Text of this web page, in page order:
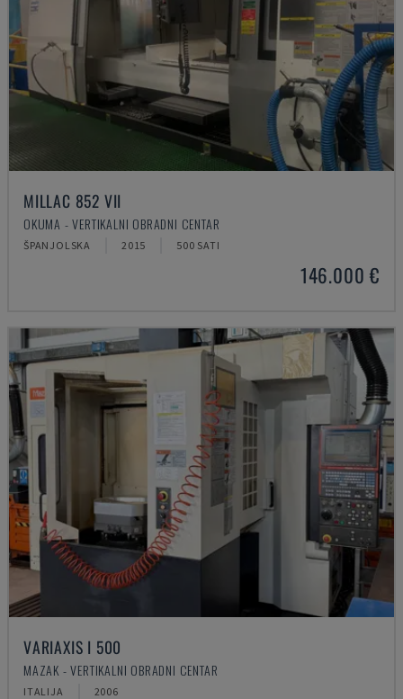
MILLAC 852 VII
OKUMA - VERTIKALNI OBRADNI CENTAR
ŠPANJOLSKA 2015 500 SATI
146.000 €
VARIAXIS I 500
MAZAK - VERTIKALNI OBRADNI CENTAR
ITALIJA 2006